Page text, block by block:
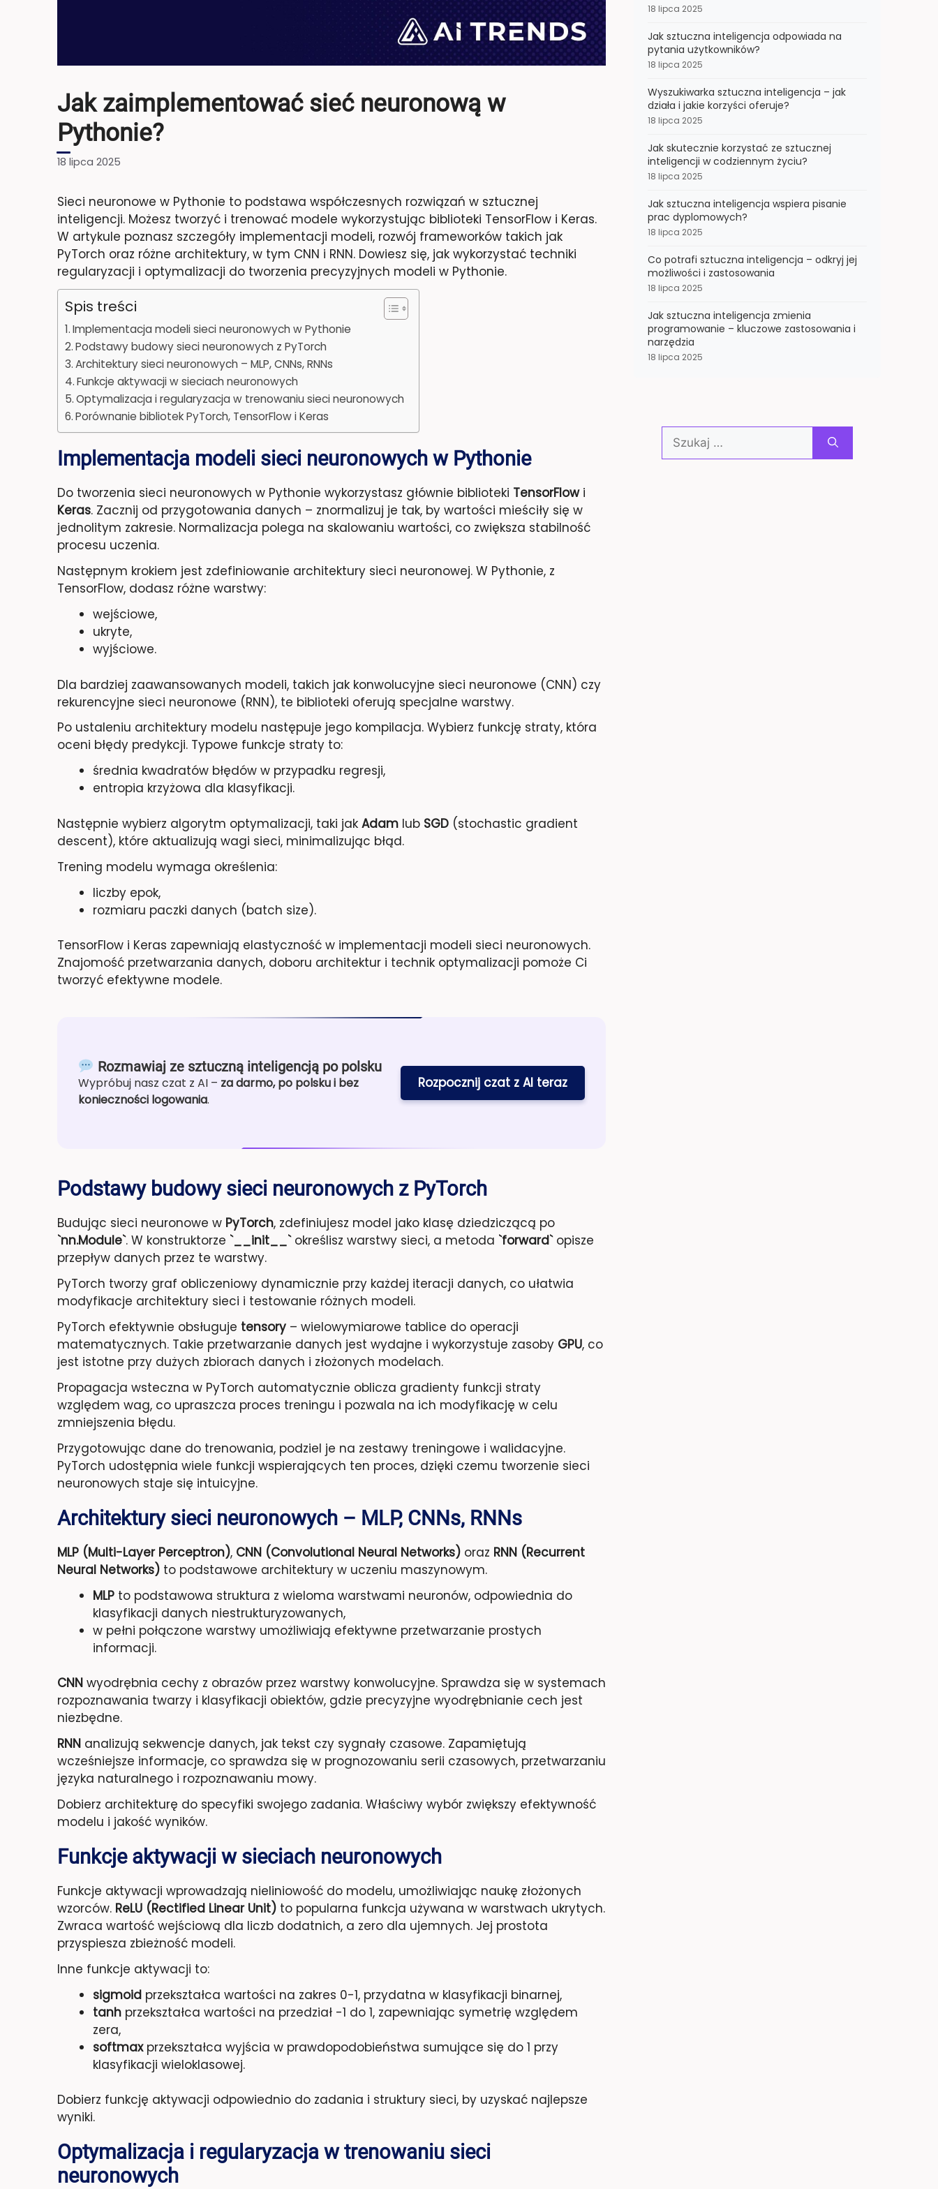
Jak zaimplementować sieć neuronową w
Pythonie?
18 lipca 2025
Sieci neuronowe w Pythonie to podstawa współczesnych rozwiązań w sztucznej
inteligencji. Możesz tworzyć i trenować modele wykorzystując biblioteki TensorFlow i Keras.
W artykule poznasz szczegóły implementacji modeli, rozwój frameworków takich jak
PyTorch oraz różne architektury, w tym CNN i RNN. Dowiesz się, jak wykorzystać techniki
regularyzacji i optymalizacji do tworzenia precyzyjnych modeli w Pythonie.
Spis treści
Implementacja modeli sieci neuronowych w Pythonie
Podstawy budowy sieci neuronowych z PyTorch
Architektury sieci neuronowych – MLP, CNNs, RNNs
Funkcje aktywacji w sieciach neuronowych
Optymalizacja i regularyzacja w trenowaniu sieci neuronowych
Porównanie bibliotek PyTorch, TensorFlow i Keras
Implementacja modeli sieci neuronowych w Pythonie
Do tworzenia sieci neuronowych w Pythonie wykorzystasz głównie biblioteki TensorFlowi
Keras. Zacznij od przygotowania danych – znormalizuj je tak, by wartości mieściły się w
jednolitym zakresie. Normalizacja polega na skalowaniu wartości, co zwiększa stabilność
procesu uczenia.
Następnym krokiem jest zdefiniowanie architektury sieci neuronowej. W Pythonie, z
TensorFlow, dodasz różne warstwy:
wejściowe,
ukryte,
wyjściowe.
Dla bardziej zaawansowanych modeli, takich jak konwolucyjne sieci neuronowe (CNN) czy
rekurencyjne sieci neuronowe (RNN), te biblioteki oferują specjalne warstwy.
Po ustaleniu architektury modelu następuje jego kompilacja. Wybierz funkcję straty, która
oceni błędy predykcji. Typowe funkcje straty to:
średnia kwadratów błędów w przypadku regresji,
entropia krzyżowa dla klasyfikacji.
Następnie wybierz algorytm optymalizacji, taki jak Adam lub SGD (stochastic gradient
descent), które aktualizują wagi sieci, minimalizując błąd.
Trening modelu wymaga określenia:
liczby epok,
rozmiaru paczki danych (batch size).
TensorFlow i Keras zapewniają elastyczność w implementacji modeli sieci neuronowych.
Znajomość przetwarzania danych, doboru architektur i technik optymalizacji pomoże Ci
tworzyć efektywne modele.
Rozmawiaj ze sztuczną inteligencją po polsku
Wypróbuj nasz czat z AI – za darmo, po polsku i bez
konieczności logowania.
Rozpocznij czat z AI teraz
Podstawy budowy sieci neuronowych z PyTorch
Budując sieci neuronowe w PyTorch, zdefiniujesz model jako klasę dziedziczącą po
`nn.Module`. W konstruktorze `__init__`określisz warstwy sieci, a metoda `forward`opisze
przepływ danych przez te warstwy.
PyTorch tworzy graf obliczeniowy dynamicznie przy każdej iteracji danych, co ułatwia
modyfikacje architektury sieci i testowanie różnych modeli.
PyTorch efektywnie obsługuje tensory – wielowymiarowe tablice do operacji
matematycznych. Takie przetwarzanie danych jest wydajne i wykorzystuje zasoby GPU, co
jest istotne przy dużych zbiorach danych i złożonych modelach.
Propagacja wsteczna w PyTorch automatycznie oblicza gradienty funkcji straty
względem wag, co upraszcza proces treningu i pozwala na ich modyfikację w celu
zmniejszenia błędu.
Przygotowując dane do trenowania, podziel je na zestawy treningowe i walidacyjne.
PyTorch udostępnia wiele funkcji wspierających ten proces, dzięki czemu tworzenie sieci
neuronowych staje się intuicyjne.
Architektury sieci neuronowych – MLP, CNNs, RNNs
MLP (Multi-Layer Perceptron), CNN (Convolutional Neural Networks) oraz RNN (Recurrent
Neural Networks) to podstawowe architektury w uczeniu maszynowym.
MLP to podstawowa struktura z wieloma warstwami neuronów, odpowiednia do
klasyfikacji danych niestrukturyzowanych,
w pełni połączone warstwy umożliwiają efektywne przetwarzanie prostych
informacji.
CNN wyodrębnia cechy z obrazów przez warstwy konwolucyjne. Sprawdza się w systemach
rozpoznawania twarzy i klasyfikacji obiektów, gdzie precyzyjne wyodrębnianie cech jest
niezbędne.
RNN analizują sekwencje danych, jak tekst czy sygnały czasowe. Zapamiętują
wcześniejsze informacje, co sprawdza się w prognozowaniu serii czasowych, przetwarzaniu
języka naturalnego i rozpoznawaniu mowy.
Dobierz architekturę do specyfiki swojego zadania. Właściwy wybór zwiększy efektywność
modelu i jakość wyników.
Funkcje aktywacji w sieciach neuronowych
Funkcje aktywacji wprowadzają nieliniowość do modelu, umożliwiając naukę złożonych
wzorców. ReLU (Rectified Linear Unit) to popularna funkcja używana w warstwach ukrytych.
Zwraca wartość wejściową dla liczb dodatnich, a zero dla ujemnych. Jej prostota
przyspiesza zbieżność modeli.
Inne funkcje aktywacji to:
sigmoid przekształca wartości na zakres 0-1, przydatna w klasyfikacji binarnej,
tanh przekształca wartości na przedział -1 do 1, zapewniając symetrię względem
zera,
softmaxprzekształca wyjścia w prawdopodobieństwa sumujące się do 1 przy
klasyfikacji wieloklasowej.
Dobierz funkcję aktywacji odpowiednio do zadania i struktury sieci, by uzyskać najlepsze
wyniki.
Optymalizacja i regularyzacja w trenowaniu sieci
neuronowych
18 lipca 2025
Jak sztuczna inteligencja odpowiada na
pytania użytkowników?
18 lipca 2025
Wyszukiwarka sztuczna inteligencja – jak
działa i jakie korzyści oferuje?
18 lipca 2025
Jak skutecznie korzystać ze sztucznej
inteligencji w codziennym życiu?
18 lipca 2025
Jak sztuczna inteligencja wspiera pisanie
prac dyplomowych?
18 lipca 2025
Co potrafi sztuczna inteligencja – odkryj jej
możliwości i zastosowania
18 lipca 2025
Jak sztuczna inteligencja zmienia
programowanie – kluczowe zastosowania i
narzędzia
18 lipca 2025
Szukaj: